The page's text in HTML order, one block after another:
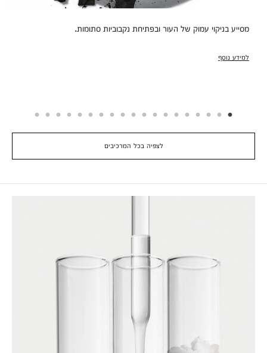
מסייע בניקוי עמוק של העור ובפתיחת נקבוביות סתומות.
למידע נוסף
לצפיה בכל המרכיבים